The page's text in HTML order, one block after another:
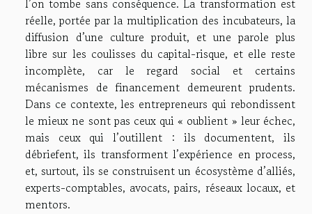
l’on tombe sans conséquence. La transformation est
réelle, portée par la multiplication des incubateurs, la
diffusion d’une culture produit, et une parole plus
libre sur les coulisses du capital-risque, et elle reste
incomplète, car le regard social et certains
mécanismes de financement demeurent prudents.
Dans ce contexte, les entrepreneurs qui rebondissent
le mieux ne sont pas ceux qui « oublient » leur échec,
mais ceux qui l’outillent : ils documentent, ils
débriefent, ils transforment l’expérience en process,
et, surtout, ils se construisent un écosystème d’alliés,
experts-comptables, avocats, pairs, réseaux locaux, et
mentors.